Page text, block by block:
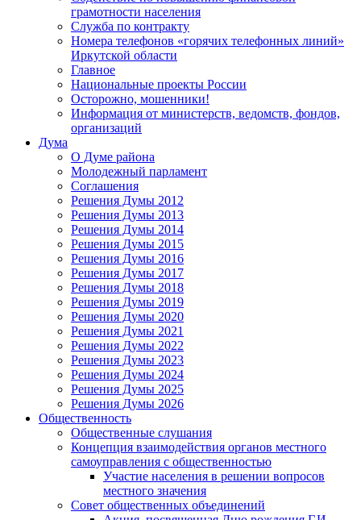
грамотности населения
Служба по контракту
Номера телефонов «горячих телефонных линий»
Иркутской области
Главное
Национальные проекты России
Осторожно, мошенники!
Информация от министерств, ведомств, фондов,
организаций
Дума
О Думе района
Молодежный парламент
Соглашения
Решения Думы 2012
Решения Думы 2013
Решения Думы 2014
Решения Думы 2015
Решения Думы 2016
Решения Думы 2017
Решения Думы 2018
Решения Думы 2019
Решения Думы 2020
Решения Думы 2021
Решения Думы 2022
Решения Думы 2023
Решения Думы 2024
Решения Думы 2025
Решения Думы 2026
Общественность
Общественные слушания
Концепция взаимодействия органов местного
самоуправления с общественностью
Участие населения в решении вопросов
местного значения
Совет общественных объединений